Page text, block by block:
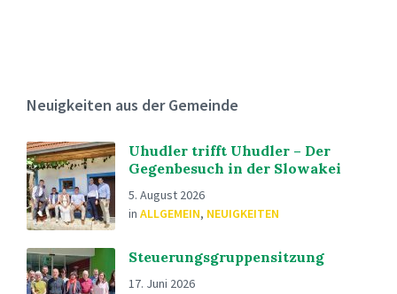
Neuigkeiten aus der Gemeinde
Uhudler trifft Uhudler – Der
Gegenbesuch in der Slowakei
5. August 2026
in ALLGEMEIN, NEUIGKEITEN
Steuerungsgruppensitzung
17. Juni 2026